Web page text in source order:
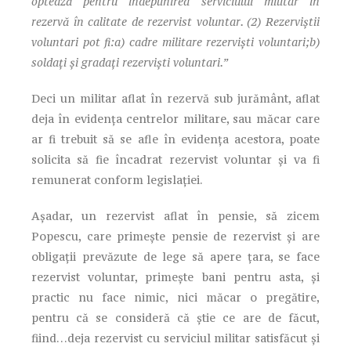
rezervă în calitate de rezervist voluntar. (2) Rezerviștii
voluntari pot fi:a) cadre militare rezerviști voluntari;b)
soldați și gradați rezerviști voluntari.”
Deci un militar aflat în rezervă sub jurământ, aflat
deja în evidența centrelor militare, sau măcar care
ar fi trebuit să se afle în evidența acestora, poate
solicita să fie încadrat rezervist voluntar și va fi
remunerat conform legislației.
Așadar, un rezervist aflat în pensie, să zicem
Popescu, care primește pensie de rezervist și are
obligații prevăzute de lege să apere țara, se face
rezervist voluntar, primește bani pentru asta, și
practic nu face nimic, nici măcar o pregătire,
pentru că se consideră că știe ce are de făcut,
fiind…deja rezervist cu serviciul militar satisfăcut și